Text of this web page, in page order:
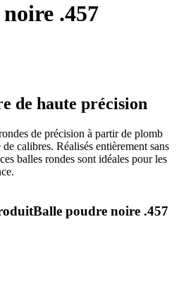
.457
de haute précision
de précision à partir de plomb
calibres. Réalisés entièrement sans
balles rondes sont idéales pour les
Balle poudre noire .457